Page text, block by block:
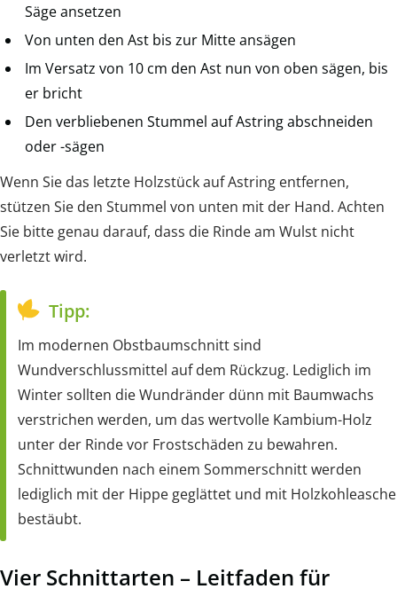
Säge ansetzen
Von unten den Ast bis zur Mitte ansägen
Im Versatz von 10 cm den Ast nun von oben sägen, bis
er bricht
Den verbliebenen Stummel auf Astring abschneiden
oder -sägen
Wenn Sie das letzte Holzstück auf Astring entfernen,
stützen Sie den Stummel von unten mit der Hand. Achten
Sie bitte genau darauf, dass die Rinde am Wulst nicht
verletzt wird.
Tipp:
Im modernen Obstbaumschnitt sind
Wundverschlussmittel auf dem Rückzug. Lediglich im
Winter sollten die Wundränder dünn mit Baumwachs
verstrichen werden, um das wertvolle Kambium-Holz
unter der Rinde vor Frostschäden zu bewahren.
Schnittwunden nach einem Sommerschnitt werden
lediglich mit der Hippe geglättet und mit Holzkohleasche
bestäubt.
Vier Schnittarten – Leitfaden für